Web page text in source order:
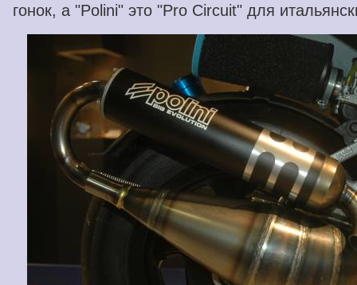
гонок, а "Polini" это "Pro Circuit" для